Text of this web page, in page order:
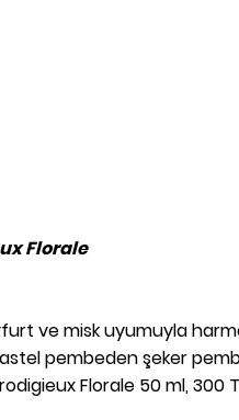
Florale
ve misk uyumuyla
pembeden şeker
Florale 50 ml, 300